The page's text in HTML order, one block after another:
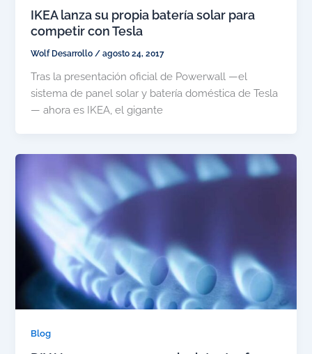
IKEA lanza su propia batería solar para
competir con Tesla
Wolf Desarrollo/agosto 24, 2017
Tras la presentación oficial de Powerwall —el
sistema de panel solar y batería doméstica de Tesla
— ahora es IKEA, el gigante
Blog